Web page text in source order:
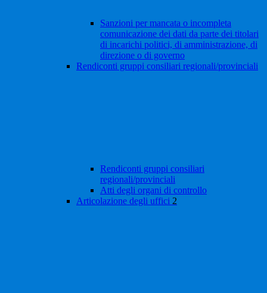
Sanzioni per mancata o incompleta
comunicazione dei dati da parte dei titolari
di incarichi politici, di amministrazione, di
direzione o di governo
Rendiconti gruppi consiliari regionali/provinciali
Rendiconti gruppi consiliari
regionali/provinciali
Atti degli organi di controllo
Articolazione degli uffici 2